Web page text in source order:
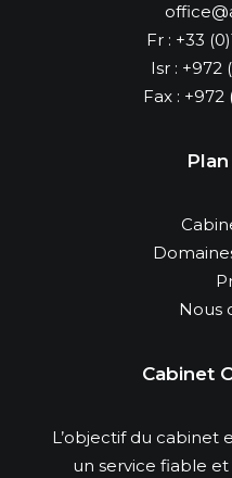
Fr : +33
Isr : +972
Fax : +972
Nous
Cabinet
L’objectif du cabinet
un service fiable